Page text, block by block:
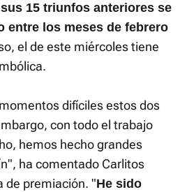
15 triunfos anteriores se
entre los meses de febrero
el de este miércoles tiene
difíciles estos dos
con todo el trabajo
hemos hecho grandes
ha comentado Carlitos
de premiación. "He sido